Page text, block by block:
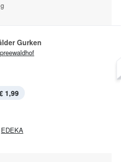
Gurken
1,99
EDEKA